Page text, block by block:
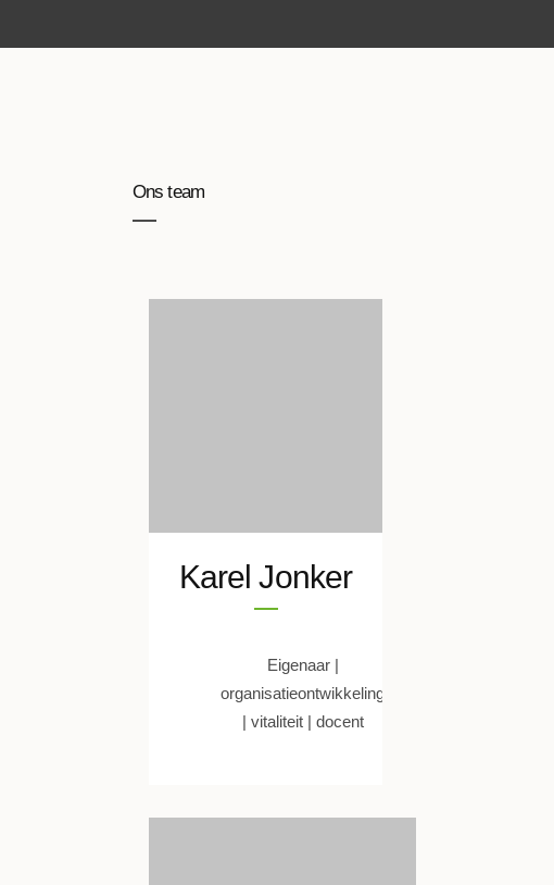
Ons team
Karel Jonker
Eigenaar |
organisatieontwikkeling
| vitaliteit | docent